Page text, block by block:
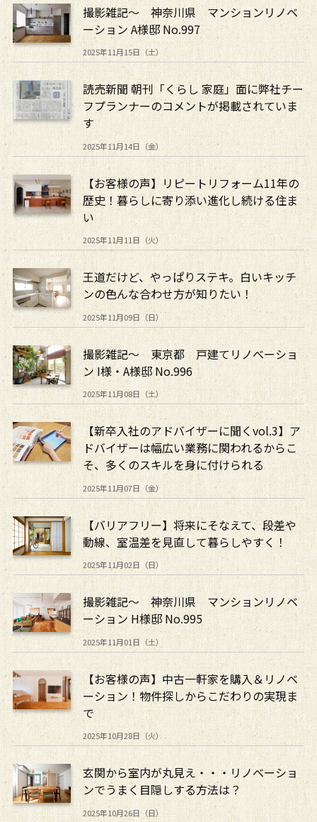
撮影雑記～ 神奈川県 マンションリノベ
ーション A様邸 No.997
2025年11月15日（土）
読売新聞 朝刊「くらし 家庭」面に弊社チー
フプランナーのコメントが掲載されていま
す
2025年11月14日（金）
【お客様の声】リピートリフォーム11年の
歴史！暮らしに寄り添い進化し続ける住ま
い
2025年11月11日（火）
王道だけど、やっぱりステキ。白いキッチ
ンの色んな合わせ方が知りたい！
2025年11月09日（日）
撮影雑記～ 東京都 戸建てリノベーショ
ン I様・A様邸 No.996
2025年11月08日（土）
【新卒入社のアドバイザーに聞くvol.3】ア
ドバイザーは幅広い業務に関われるからこ
そ、多くのスキルを身に付けられる
2025年11月07日（金）
【バリアフリー】将来にそなえて、段差や
動線、室温差を見直して暮らしやすく！
2025年11月02日（日）
撮影雑記～ 神奈川県 マンションリノベ
ーション H様邸 No.995
2025年11月01日（土）
【お客様の声】中古一軒家を購入＆リノベ
ーション！物件探しからこだわりの実現ま
で
2025年10月28日（火）
玄関から室内が丸見え・・・リノベーショ
ンでうまく目隠しする方法は？
2025年10月26日（日）